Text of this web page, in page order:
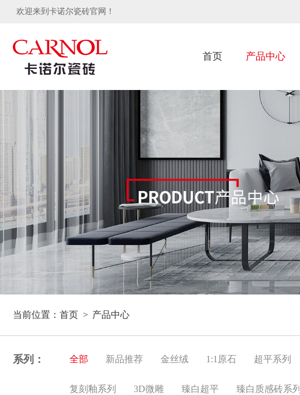
欢迎来到卡诺尔瓷砖官网！
首页 产品中心
当前位置： 首页 产品中心
系列： 全部 新品推荐 金丝绒 1:1原石 超平系列
复刻釉系列 3D微雕 臻白超平 臻白质感砖系列